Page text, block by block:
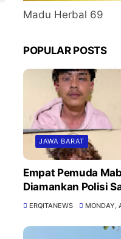
Madu Herbal 69
POPULAR POSTS
JAWA BARAT
Empat Pemuda
Diamankan Polisi
ERQITANEWS MONDAY,